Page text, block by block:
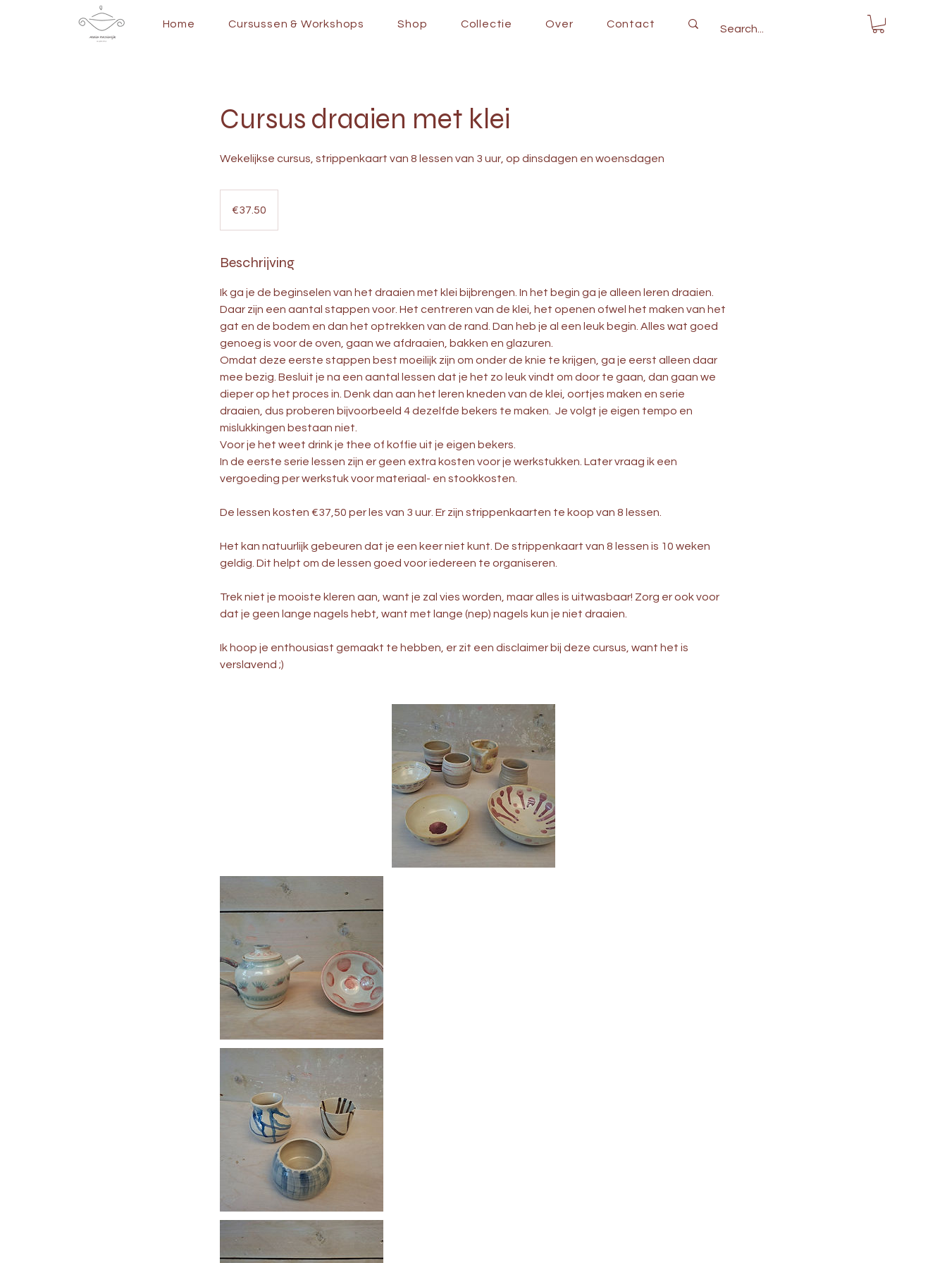
Home Cursussen & Workshops Shop Collectie Over Contact
Cursus draaien met klei
Wekelijkse cursus, strippenkaart van 8 lessen van 3 uur, op dinsdagen en woensdagen
€37.50
Beschrijving
Ik ga je de beginselen van het draaien met klei bijbrengen. In het begin ga je alleen leren draaien.
Daar zijn een aantal stappen voor. Het centreren van de klei, het openen ofwel het maken van het
gat en de bodem en dan het optrekken van de rand. Dan heb je al een leuk begin. Alles wat goed
genoeg is voor de oven, gaan we afdraaien, bakken en glazuren.
Omdat deze eerste stappen best moeilijk zijn om onder de knie te krijgen, ga je eerst alleen daar
mee bezig. Besluit je na een aantal lessen dat je het zo leuk vindt om door te gaan, dan gaan we
dieper op het proces in. Denk dan aan het leren kneden van de klei, oortjes maken en serie
draaien, dus proberen bijvoorbeeld 4 dezelfde bekers te maken. Je volgt je eigen tempo en
mislukkingen bestaan niet.
Voor je het weet drink je thee of koffie uit je eigen bekers.
In de eerste serie lessen zijn er geen extra kosten voor je werkstukken. Later vraag ik een
vergoeding per werkstuk voor materiaal- en stookkosten.
De lessen kosten €37,50 per les van 3 uur. Er zijn strippenkaarten te koop van 8 lessen.
Het kan natuurlijk gebeuren dat je een keer niet kunt. De strippenkaart van 8 lessen is 10 weken
geldig. Dit helpt om de lessen goed voor iedereen te organiseren.
Trek niet je mooiste kleren aan, want je zal vies worden, maar alles is uitwasbaar! Zorg er ook voor
dat je geen lange nagels hebt, want met lange (nep) nagels kun je niet draaien.
Ik hoop je enthousiast gemaakt te hebben, er zit een disclaimer bij deze cursus, want het is
verslavend ;)